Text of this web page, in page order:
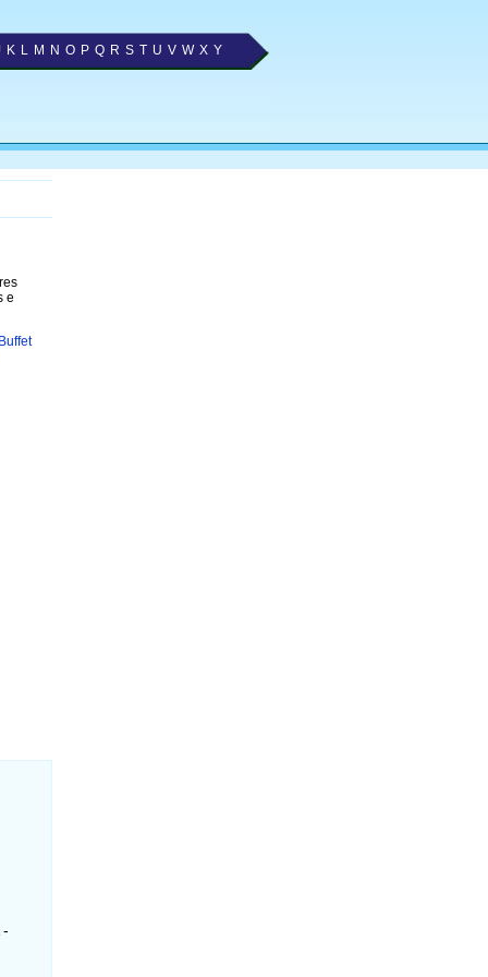
K L M N O P Q R S T U V W X Y
e
Buffet